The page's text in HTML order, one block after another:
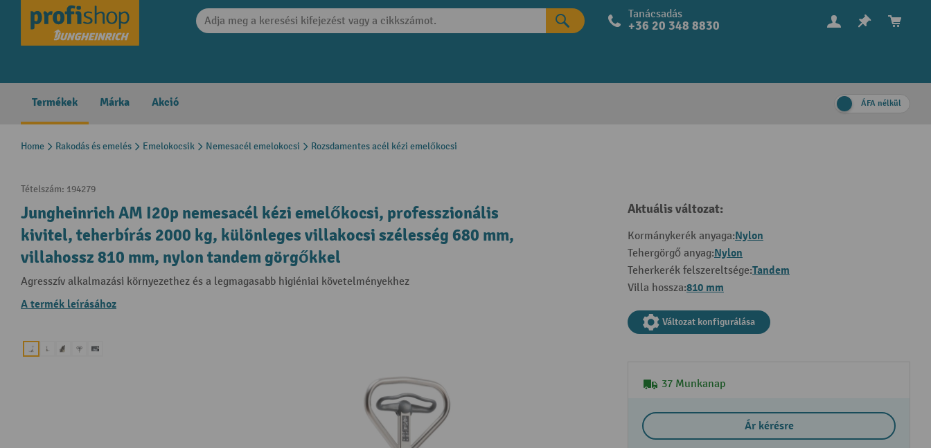
Skip to main navigation Tanácsadás
+36 20 348 8830
Termékek Márka Akció ÁFA nélkül
Home Rakodás és emelés Emelokocsik Nemesacél emelokocsi Rozsdamentes acél kézi emelőkocsi
Tételszám: 194279
Jungheinrich AM I20p nemesacél kézi emelőkocsi, professzionális
kivitel, teherbírás 2000 kg, különleges villakocsi szélesség 680 mm,
villahossz 810 mm, nylon tandem görgőkkel
Agresszív alkalmazási környezethez és a legmagasabb higiéniai követelményekhez
A termék leírásához
Aktuális változat:
Kormánykerék anyaga:Nylon
Tehergörgő anyag:Nylon
Teherkerék felszereltsége:Tandem
Villa hossza:810 mm
Változat konfigurálása
37 Munkanap
Ár kérésre